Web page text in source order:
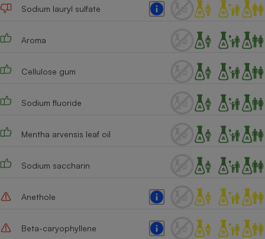
Sodium lauryl sulfate
Aroma
Cellulose gum
Sodium fluoride
Mentha arvensis leaf oil
Sodium saccharin
Anethole
Beta-caryophyllene
Climatiseur -
Ventilateur
Cafetière à expressos
Antivirus
Climatiseur -
Ventilateur